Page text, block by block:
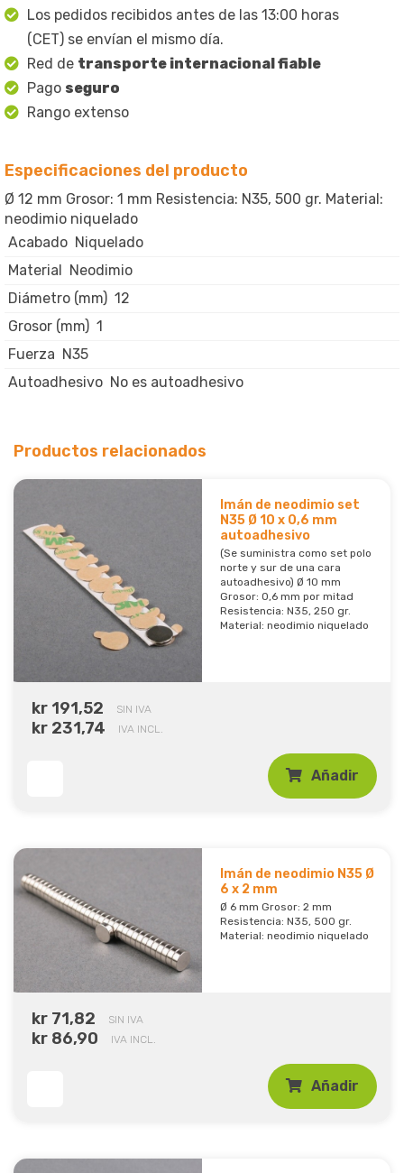
Los pedidos recibidos antes de las 13:00 horas
(CET) se envían el mismo día.
Red de transporte internacional fiable
Pago seguro
Rango extenso
Especificaciones del producto
Ø 12 mm Grosor: 1 mm Resistencia: N35, 500 gr. Material:
neodimio niquelado
Acabado Niquelado
Material Neodimio
Diámetro (mm) 12
Grosor (mm) 1
Fuerza N35
Autoadhesivo No es autoadhesivo
Productos relacionados
Imán de neodimio set
N35 Ø 10 x 0,6 mm
autoadhesivo
(Se suministra como set polo
norte y sur de una cara
autoadhesivo) Ø 10 mm
Grosor: 0,6 mm por mitad
Resistencia: N35, 250 gr.
Material: neodimio niquelado
kr 191,52 SIN IVA
kr 231,74 IVA INCL.
Añadir
Imán de neodimio N35 Ø
6 x 2 mm
Ø 6 mm Grosor: 2 mm
Resistencia: N35, 500 gr.
Material: neodimio niquelado
kr 71,82 SIN IVA
kr 86,90 IVA INCL.
Añadir